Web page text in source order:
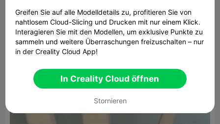
Greifen Sie auf alle Modelldetails zu, profitieren Sie von
nahtlosem Cloud-Slicing und Drucken mit nur einem Klick.
Interagieren Sie mit den Modellen, um exklusive Punkte zu
sammeln und weitere Überraschungen freizuschalten – nur
in der Creality Cloud App!
In Creality Cloud öffnen
Stornieren